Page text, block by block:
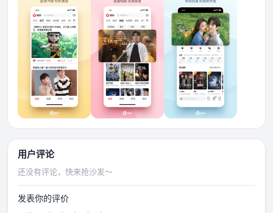
用户评论
还没有评论，快来抢沙发～
发表你的评价